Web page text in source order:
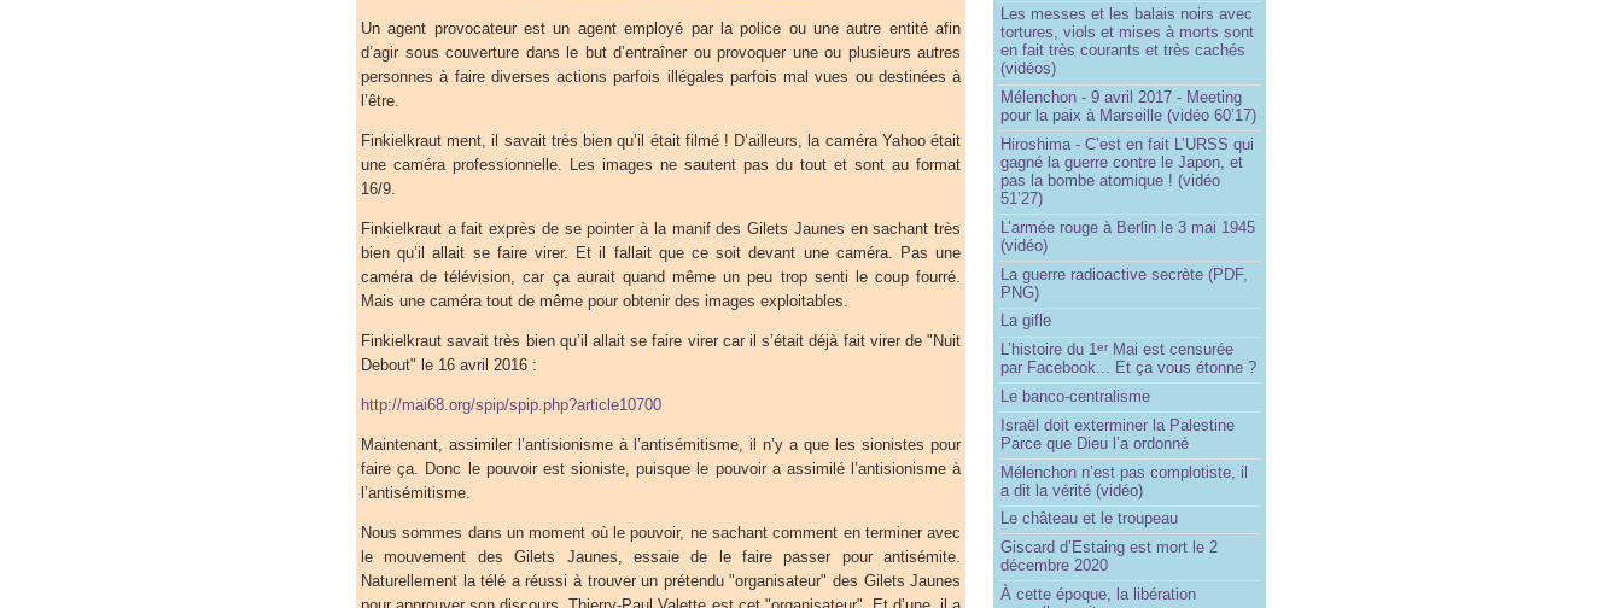
Un agent provocateur est un agent employé par la police ou une autre entité afin
d’agir sous couverture dans le but d’entraîner ou provoquer une ou plusieurs autres
personnes à faire diverses actions parfois illégales parfois mal vues ou destinées à
l’être.
Finkielkraut ment, il savait très bien qu’il était filmé ! D’ailleurs, la caméra Yahoo était
une caméra professionnelle. Les images ne sautent pas du tout et sont au format
16/9.
Finkielkraut a fait exprès de se pointer à la manif des Gilets Jaunes en sachant très
bien qu’il allait se faire virer. Et il fallait que ce soit devant une caméra. Pas une
caméra de télévision, car ça aurait quand même un peu trop senti le coup fourré.
Mais une caméra tout de même pour obtenir des images exploitables.
Finkielkraut savait très bien qu’il allait se faire virer car il s’était déjà fait virer de "Nuit
Debout" le 16 avril 2016 :
http://mai68.org/spip/spip.php?article10700
Maintenant, assimiler l’antisionisme à l’antisémitisme, il n’y a que les sionistes pour
faire ça. Donc le pouvoir est sioniste, puisque le pouvoir a assimilé l’antisionisme à
l’antisémitisme.
Nous sommes dans un moment où le pouvoir, ne sachant comment en terminer avec
le mouvement des Gilets Jaunes, essaie de le faire passer pour antisémite.
Naturellement la télé a réussi à trouver un prétendu "organisateur" des Gilets Jaunes
Les messes et les balais noirs avec
tortures, viols et mises à morts sont
en fait très courants et très cachés
(vidéos)
Mélenchon - 9 avril 2017 - Meeting
pour la paix à Marseille (vidéo 60’17)
Hiroshima - C’est en fait L’URSS qui
gagné la guerre contre le Japon, et
pas la bombe atomique ! (vidéo
51’27)
L’armée rouge à Berlin le 3 mai 1945
(vidéo)
La guerre radioactive secrète (PDF,
PNG)
La gifle
L’histoire du 1er Mai est censurée
par Facebook... Et ça vous étonne ?
Le banco-centralisme
Israël doit exterminer la Palestine
Parce que Dieu l’a ordonné
Mélenchon n’est pas complotiste, il
a dit la vérité (vidéo)
Le château et le troupeau
Giscard d’Estaing est mort le 2
décembre 2020
À cette époque, la libération